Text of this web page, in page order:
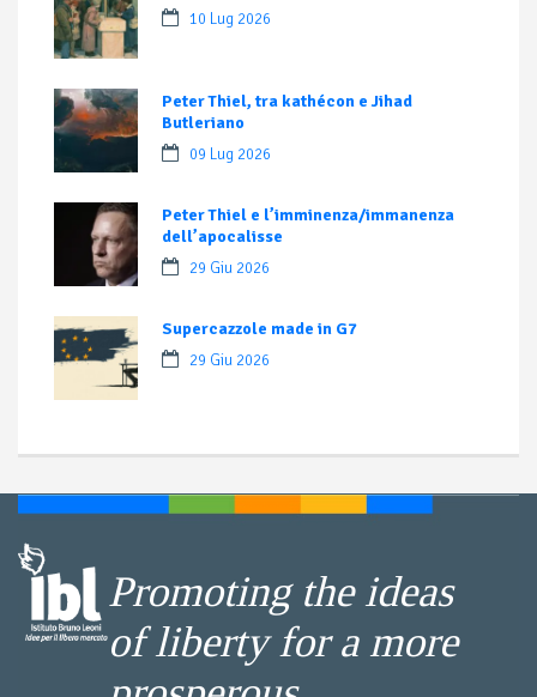
10 Lug 2026
Peter Thiel, tra kathécon e Jihad
Butleriano
09 Lug 2026
Peter Thiel e l’imminenza/immanenza
dell’apocalisse
29 Giu 2026
Supercazzole made in G7
29 Giu 2026
Promoting the ideas
of liberty for a more